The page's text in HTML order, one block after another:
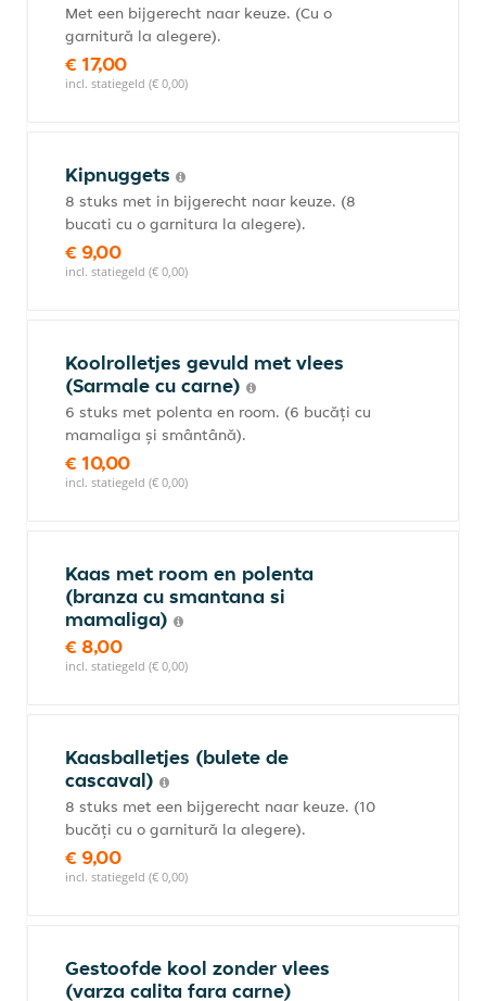
Met een bijgerecht naar keuze. (Cu o
garnitură la alegere).
€ 17,00
incl. statiegeld (€ 0,00)
Kipnuggets
8 stuks met in bijgerecht naar keuze. (8
bucati cu o garnitura la alegere).
€ 9,00
incl. statiegeld (€ 0,00)
Koolrolletjes gevuld met vlees
(Sarmale cu carne)
6 stuks met polenta en room. (6 bucăți cu
mamaliga și smântână).
€ 10,00
incl. statiegeld (€ 0,00)
Kaas met room en polenta
(branza cu smantana si
mamaliga)
€ 8,00
incl. statiegeld (€ 0,00)
Kaasballetjes (bulete de
cascaval)
8 stuks met een bijgerecht naar keuze. (10
bucăți cu o garnitură la alegere).
€ 9,00
incl. statiegeld (€ 0,00)
Gestoofde kool zonder vlees
(varza calita fara carne)